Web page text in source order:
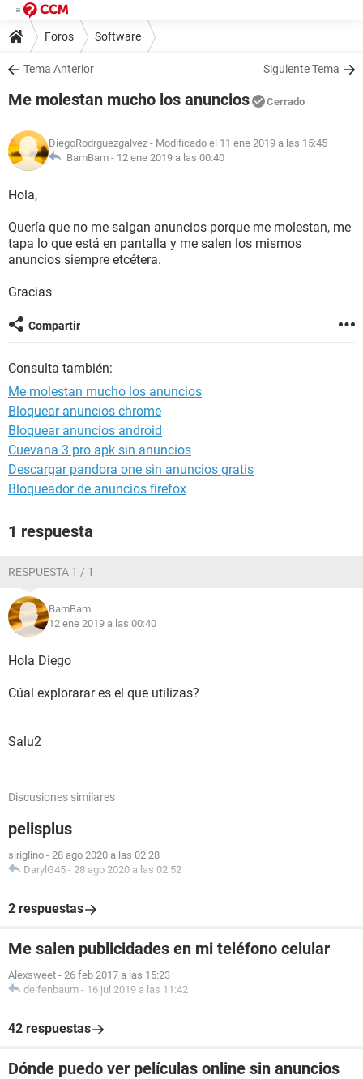
Foros Software
Tema Anterior Siguiente Tema
Me molestan mucho los anuncios Cerrado
DiegoRodrguezgalvez - Modificado el 11 ene 2019 a las 15:45
BamBam - 12 ene 2019 a las 00:40
Hola,
Quería que no me salgan anuncios porque me molestan, me
tapa lo que está en pantalla y me salen los mismos
anuncios siempre etcétera.
Gracias
Compartir
Consulta también:
Me molestan mucho los anuncios
Bloquear anuncios chrome
Bloquear anuncios android
Cuevana 3 pro apk sin anuncios
Descargar pandora one sin anuncios gratis
Bloqueador de anuncios firefox
1 respuesta
RESPUESTA 1 / 1
BamBam
12 ene 2019 a las 00:40
Hola Diego
Cúal explorarar es el que utilizas?
Salu2
Discusiones similares
pelisplus
siriglino - 28 ago 2020 a las 02:28
DarylG45 - 28 ago 2020 a las 02:52
2 respuestas
Me salen publicidades en mi teléfono celular
Alexsweet - 26 feb 2017 a las 15:23
delfenbaum - 16 jul 2019 a las 11:42
42 respuestas
Dónde puedo ver películas online sin anuncios